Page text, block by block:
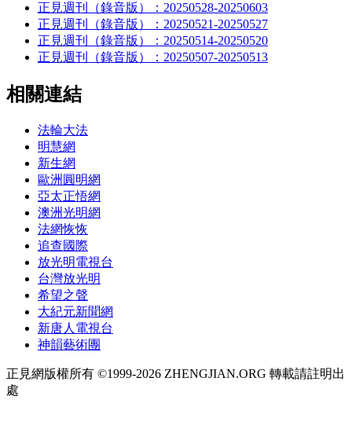
正見週刊（錄音版）：20250528-20250603
正見週刊（錄音版）：20250521-20250527
正見週刊（錄音版）：20250514-20250520
正見週刊（錄音版）：20250507-20250513
相關連結
法輪大法
明慧網
新生網
歐洲圓明網
亞太正悟網
澳洲光明網
法網恢恢
追查國際
放光明電視台
台灣放光明
希望之聲
大紀元新聞網
新唐人電視台
神韻藝術團
正見網版權所有 ©1999-2026 ZHENGJIAN.ORG 轉載請註明出
處